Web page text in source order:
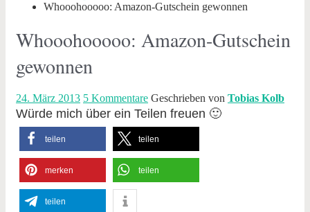
Whooohooooo: Amazon-Gutschein gewonnen
Whooohooooo: Amazon-Gutschein
gewonnen
24. März 2013 5 Kommentare Geschrieben von Tobias Kolb
Würde mich über ein Teilen freuen 🙂
teilen teilen
merken teilen
teilen